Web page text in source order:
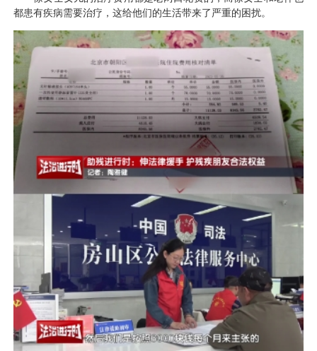
都患有疾病需要治疗，这给他们的生活带来了严重的困扰。